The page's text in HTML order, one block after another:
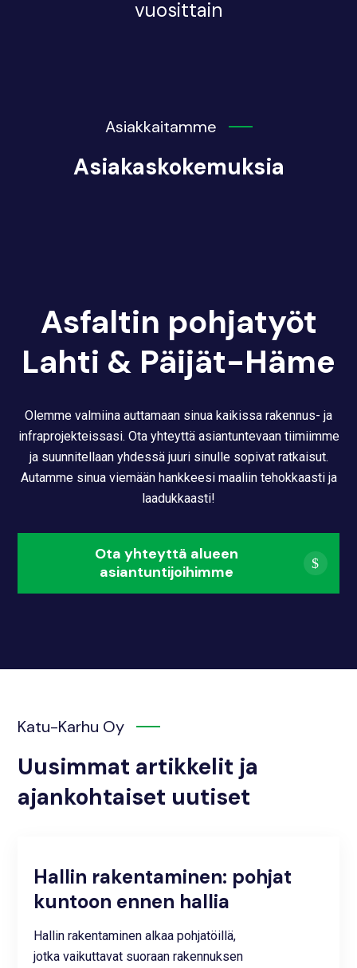
vuosittain
Asiakkaitamme
Asiakaskokemuksia
Asfaltin pohjatyöt
Lahti & Päijät-Häme
Olemme valmiina auttamaan sinua kaikissa rakennus- ja
infraprojekteissasi. Ota yhteyttä asiantuntevaan tiimiimme
ja suunnitellaan yhdessä juuri sinulle sopivat ratkaisut.
Autamme sinua viemään hankkeesi maaliin tehokkaasti ja
laadukkaasti!
Ota yhteyttä alueen
asiantuntijoihimme
Katu-Karhu Oy
Uusimmat artikkelit ja
ajankohtaiset uutiset
Hallin rakentaminen: pohjat
kuntoon ennen hallia
Hallin rakentaminen alkaa pohjatöillä,
jotka vaikuttavat suoraan rakennuksen